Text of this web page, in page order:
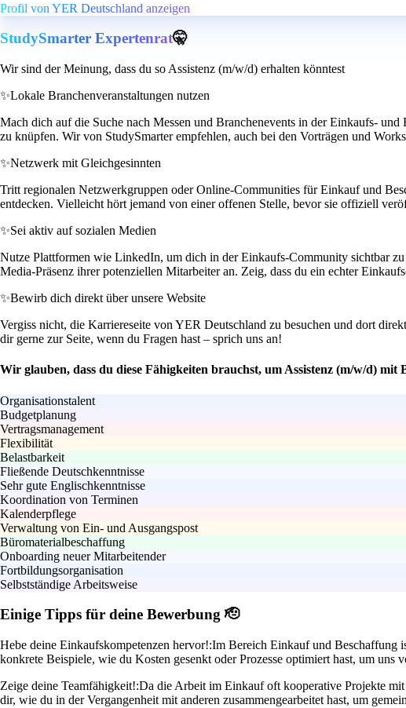
Profil von YER Deutschland anzeigen
StudySmarter Expertenrat🤫
Wir sind der Meinung, dass du so Assistenz (m/w/d) erhalten könntest
✨Lokale Branchenveranstaltungen nutzen
Mach dich auf die Suche nach Messen und Branchenevents in der Einkaufs-
zu knüpfen. Wir von StudySmarter empfehlen, auch bei den Vorträgen und
✨Netzwerk mit Gleichgesinnten
Tritt regionalen Netzwerkgruppen oder Online-Communities für Einkauf und
entdecken. Vielleicht hört jemand von einer offenen Stelle, bevor sie offiziell
✨Sei aktiv auf sozialen Medien
Nutze Plattformen wie LinkedIn, um dich in der Einkaufs-Community sichtbar
Media-Präsenz ihrer potenziellen Mitarbeiter an. Zeig, dass du ein echter
✨Bewirb dich direkt über unsere Website
Vergiss nicht, die Karriereseite von YER Deutschland zu besuchen und dort
dir gerne zur Seite, wenn du Fragen hast – sprich uns an!
Wir glauben, dass du diese Fähigkeiten brauchst, um Assistenz (m/w/d) mit
Organisationstalent
Budgetplanung
Vertragsmanagement
Flexibilität
Belastbarkeit
Fließende Deutschkenntnisse
Sehr gute Englischkenntnisse
Koordination von Terminen
Kalenderpflege
Verwaltung von Ein- und Ausgangspost
Büromaterialbeschaffung
Onboarding neuer Mitarbeitender
Fortbildungsorganisation
Selbstständige Arbeitsweise
Einige Tipps für deine Bewerbung 🫡
Hebe deine Einkaufskompetenzen hervor!:Im Bereich Einkauf und Beschaffung
konkrete Beispiele, wie du Kosten gesenkt oder Prozesse optimiert hast, um uns
Zeige deine Teamfähigkeit!:Da die Arbeit im Einkauf oft kooperative Projekte
dir, wie du in der Vergangenheit mit anderen zusammengearbeitet hast, um